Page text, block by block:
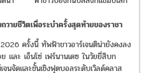
ายชีวิตเพื่อระบำครั้งสุดท้ายของราชา
ครั้งนี้ ทัพฟ้าขาวอาร์เจนติน่ายังคงลง
และ เอ็นโซ่ เฟร์นานเดซ ในวัยยี่สิบก
นจัดและชั้นเชิงฟุตบอลระดับเวิลด์คลาส